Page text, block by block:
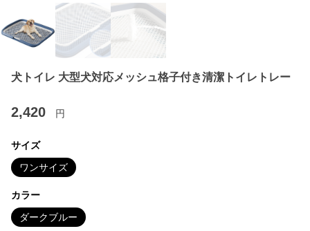
犬トイレ 大型犬対応メッシュ格子付き清潔トイレトレー
2,420 円
サイズ
ワンサイズ
カラー
ダークブルー